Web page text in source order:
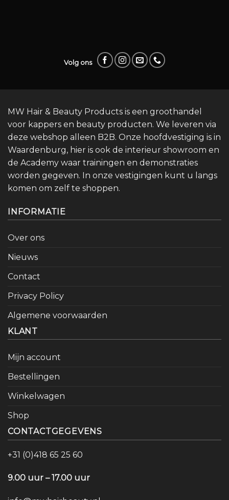
Volg ons
MW Hair & Beauty Products is een groothandel
voor kappers en beauty producten. We leveren via
deze webshop alleen B2B. Onze hoofdvestiging is in
Waardenburg, hier is ook de interieur showroom en
de Academy waar trainingen en demonstraties
worden gegeven. In onze vestigingen kunt u langs
komen om zelf te shoppen.
INFORMATIE
Over ons
Nieuws
Contact
Privacy Policy
Algemene voorwaarden
KLANT
Mijn account
Bestellingen
Winkelwagen
Shop
CONTACTGEGEVENS
+31 (0)418 65 25 60
9.00 uur – 17.00 uur